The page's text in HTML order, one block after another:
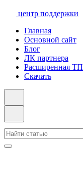
центр поддержки
Главная
Основной сайт
Блог
ЛК партнера
Расширенная ТП
Скачать